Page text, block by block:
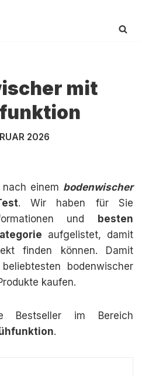
mit
2026
einem bodenwischer
. Wir haben für Sie
und
besten
aufgelistet, damit
finden können. Damit
bodenwischer
kaufen.
Bestseller im Bereich
.